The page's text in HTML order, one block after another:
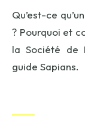
Qu’est-ce
? Pourquoi et
la Société de
guide Sapians.